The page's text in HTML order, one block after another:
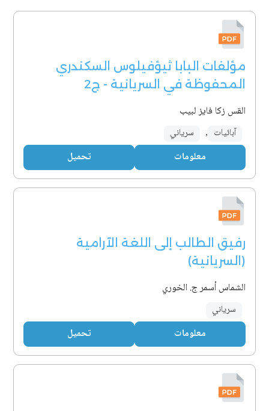
مؤلفات البابا ثيؤفيلوس السكندري
المحفوظة في السريانية - ج2
القس زكا فايز لبيب
آبائيات , سرياني
معلومات تحميل
رفيق الطالب إلى اللغة الآرامية
(السريانية)
الشماس أسمر ج. الخوري
سرياني
معلومات تحميل